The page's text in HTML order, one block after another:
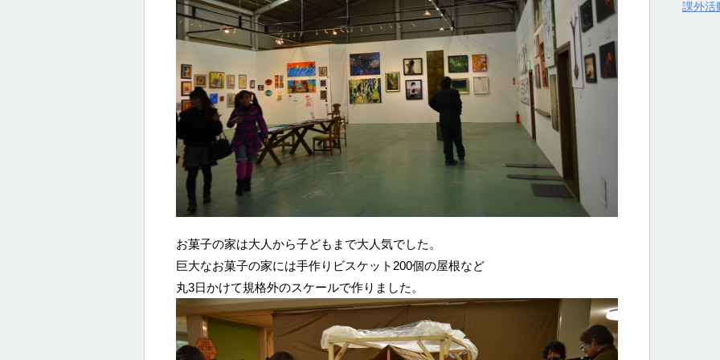
お菓子の家は大人から子どもまで大人気でした。
巨大なお菓子の家には手作りビスケット200個の屋根など
丸3日かけて規格外のスケールで作りました。
課外活